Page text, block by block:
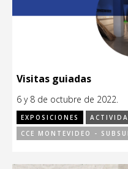
Visitas guiadas
6 y 8 de octubre de 2022.
EXPOSICIONES
CCE MONTEVIDEO -